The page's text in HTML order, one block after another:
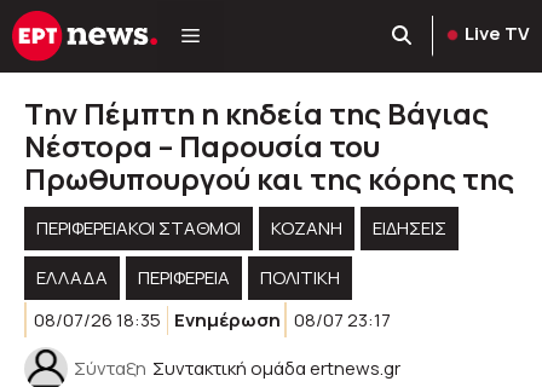
Μετάβαση
σε
Live TV
Tην Πέμπτη η κηδεία της Βάγιας
Νέστορα – Παρουσία του
Πρωθυπουργού και της κόρης της
ΠΕΡΙΦΕΡΕΙΑΚΟΊ ΣΤΑΘΜΟΊ KOZANH
ΕΙΔΗΣΕΙΣ
ΕΛΛΑΔΑ
ΠΕΡΙΦΈΡΕΙΑ
ΠΟΛΙΤΙΚΉ
08/07/26 18:35
Ενημέρωση 08/07 23:17
Σύνταξη Συντακτική ομάδα ertnews.gr